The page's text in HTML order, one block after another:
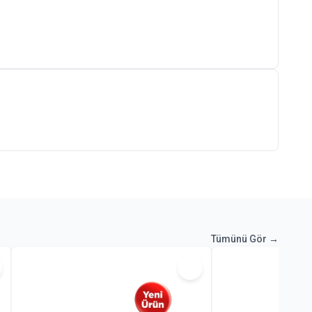
Tümünü Gör →